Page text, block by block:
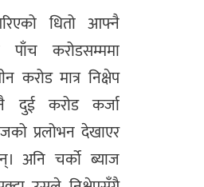
धितो आफ्नै
पाँच करोडसम्ममा
करोड मात्र निक्षेप
दुई करोड कर्जा
प्रलोभन देखाएर
अनि चर्को ब्याज